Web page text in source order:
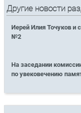
Другие новости
Иерей Илия Точуков и
№2
На заседании
по увековечению